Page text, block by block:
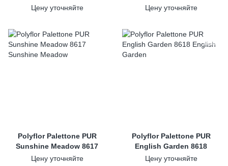
Цену уточняйте
Цену уточняйте
Polyflor Palettone PUR
Sunshine Meadow 8617
Цену уточняйте
Polyflor Palettone PUR
English Garden 8618
Цену уточняйте